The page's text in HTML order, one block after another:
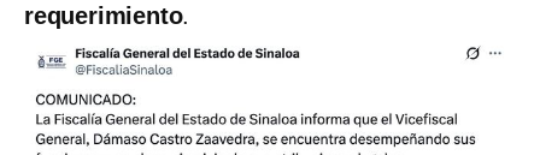
requerimiento.